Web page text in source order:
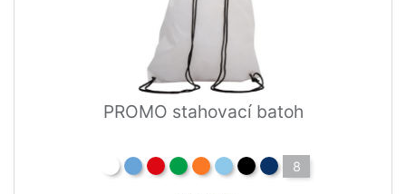
PROMO stahovací batoh
8